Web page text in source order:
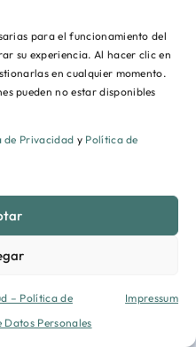
para el funcionamiento del
su experiencia. Al hacer clic en
en cualquier momento.
pueden no estar disponibles
de Privacidad y Política de
– Política de
Datos Personales
Impressum